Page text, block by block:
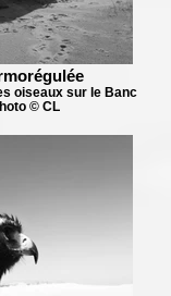
oiseaux sur le Banc
© CL